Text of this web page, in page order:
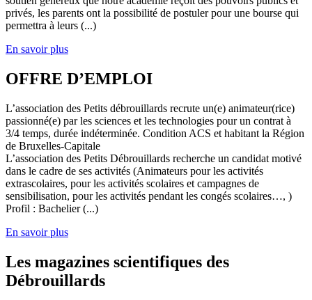
privés, les parents ont la possibilité de postuler pour une bourse qui
permettra à leurs (...)
En savoir plus
OFFRE D’EMPLOI
L’association des Petits débrouillards recrute un(e) animateur(rice)
passionné(e) par les sciences et les technologies pour un contrat à
3/4 temps, durée indéterminée. Condition ACS et habitant la Région
de Bruxelles-Capitale
L’association des Petits Débrouillards recherche un candidat motivé
dans le cadre de ses activités (Animateurs pour les activités
extrascolaires, pour les activités scolaires et campagnes de
sensibilisation, pour les activités pendant les congés scolaires…, )
Profil : Bachelier (...)
En savoir plus
Les magazines scientifiques des
Débrouillards